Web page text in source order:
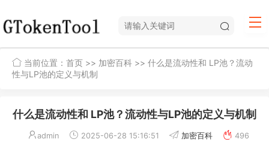
当前位置： 首页 >> 加密百科 >> 什么是流动性和 LP池？流动
性与LP池的定义与机制
什么是流动性和 LP池？流动性与LP池的定义与机制
admin 2025-06-28 15:16:51 加密百科 496